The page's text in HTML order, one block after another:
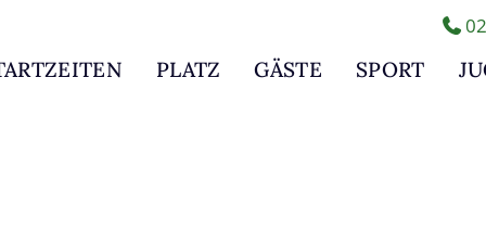
PLATZ GÄSTE SPORT